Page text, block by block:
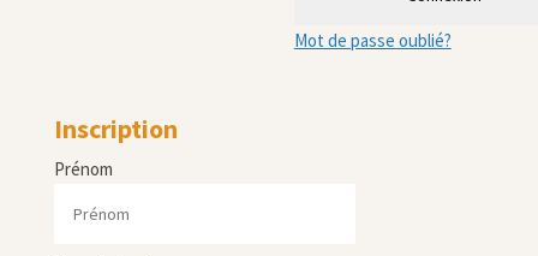
Mot de passe oublié?
Inscription
Prénom